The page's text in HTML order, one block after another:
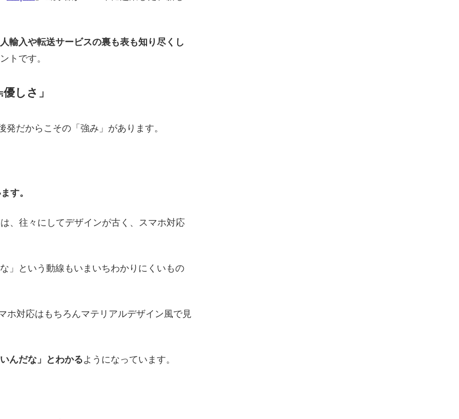
輸入や転送サービスの裏も表も知り尽くし
トです。
しさ」
だからこその「強み」があります。
す。
、往々にしてデザインが古く、スマホ対応
」という動線もいまいちわかりにくいもの
ホ対応はもちろんマテリアルデザイン風で見
んだな」とわかるようになっています。